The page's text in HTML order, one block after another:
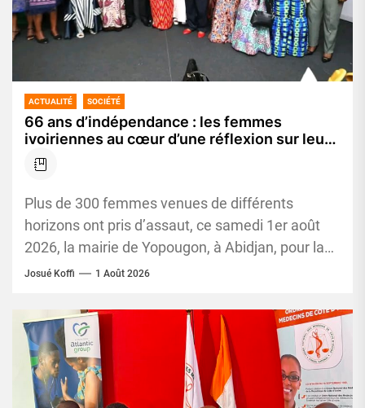
ACTUALITÉ SOCIÉTÉ
66 ans d’indépendance : les femmes
ivoiriennes au cœur d’une réflexion sur leurs
acquis et leurs perspectives à Yopougon
Plus de 300 femmes venues de différents
horizons ont pris d’assaut, ce samedi 1er août
2026, la mairie de Yopougon, à Abidjan, pour la
première...
Josué Koffi 1 Août 2026